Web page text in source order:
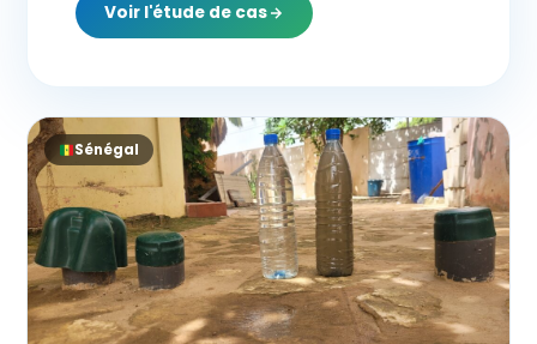
Voir l'étude de cas
Sénégal